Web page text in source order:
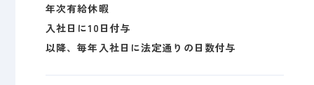
年次有給休暇
入社日に10日付与
以降、毎年入社日に法定通りの日数付与